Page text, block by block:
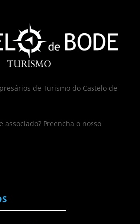
de Turismo do Castelo de
associado? Preencha o nosso